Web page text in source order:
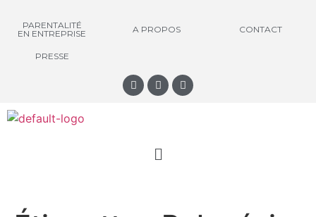
PARENTALITÉ
EN ENTREPRISE
A PROPOS CONTACT
PRESSE